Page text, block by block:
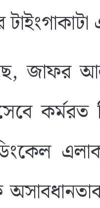
জাফর